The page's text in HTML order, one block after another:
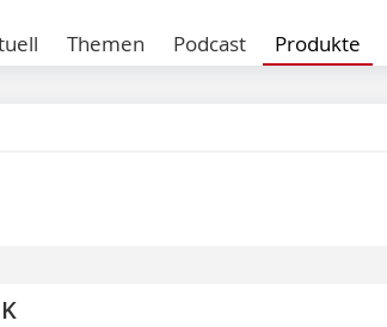
Themen Podcast Produkte